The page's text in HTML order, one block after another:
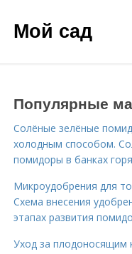
Мой сад
Популярные
Солёные зелёные
холодным способом.
помидоры в банках
Микроудобрения для
Схема внесения
этапах развития
Уход за плодоносящим